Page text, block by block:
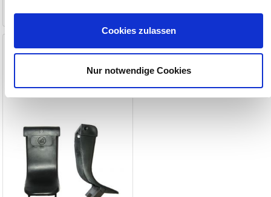
Cookies zulassen
Nur notwendige Cookies